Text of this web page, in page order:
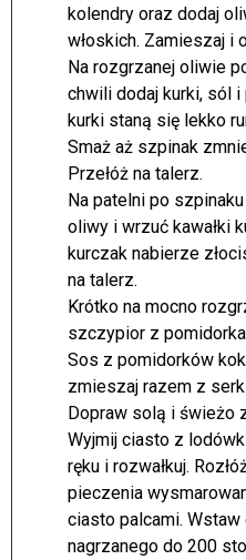
kolendry oraz dodaj
włoskich. Zamieszaj i
Na rozgrzanej oliwie
chwili dodaj kurki, sól
kurki staną się lekko
Smaż aż szpinak
Przełóż na talerz.
Na patelni po
oliwy i wrzuć kawałki
kurczak nabierze
na talerz.
Krótko na mocno
szczypior z
Sos z pomidorków
zmieszaj razem z
Dopraw solą i świeżo
Wyjmij ciasto z
ręku i rozwałkuj.
pieczenia
ciasto palcami. Wstaw
nagrzanego do 200